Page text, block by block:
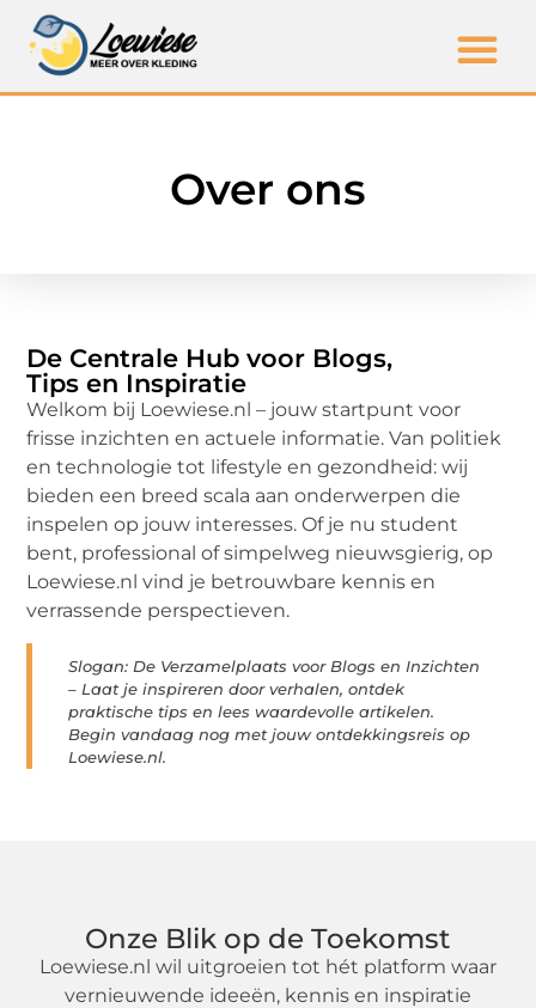
Over ons
De Centrale Hub voor Blogs,
Tips en Inspiratie
Welkom bij Loewiese.nl – jouw startpunt voor
frisse inzichten en actuele informatie. Van politiek
en technologie tot lifestyle en gezondheid: wij
bieden een breed scala aan onderwerpen die
inspelen op jouw interesses. Of je nu student
bent, professional of simpelweg nieuwsgierig, op
Loewiese.nl vind je betrouwbare kennis en
verrassende perspectieven.
Slogan: De Verzamelplaats voor Blogs en Inzichten
– Laat je inspireren door verhalen, ontdek
praktische tips en lees waardevolle artikelen.
Begin vandaag nog met jouw ontdekkingsreis op
Loewiese.nl.
Onze Blik op de Toekomst
Loewiese.nl wil uitgroeien tot hét platform waar
vernieuwende ideeën, kennis en inspiratie